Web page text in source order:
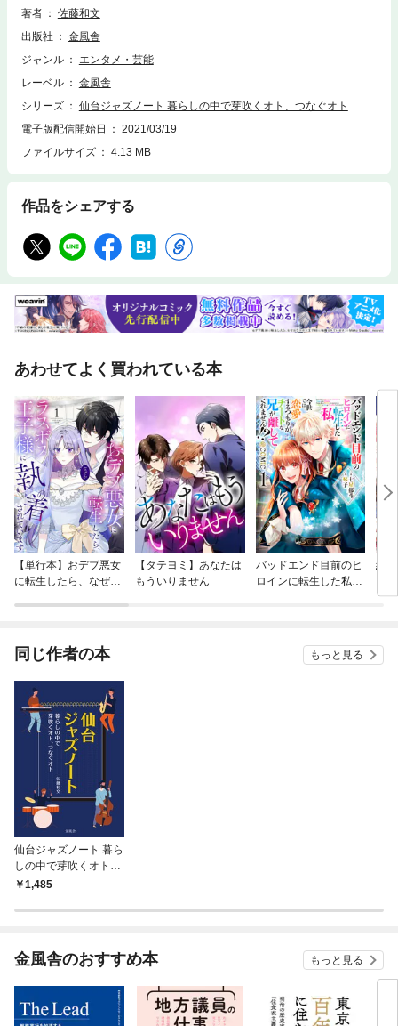
小学校低学年が自分の体よりも大きい（？）管楽器にぶら下がるようにし
カウント・ベイシーのスタンダードを承継しています。水準ひとつ飛びぬ
けているプロの周囲には、アマチュアとプロの区別なく演奏者が集まりま
中には技術的にはプロをもしのぐ演奏者も珍しくありません。アマチュア
たちにとっては市民活動的な練習の繰り返しが命。市民センターや音楽ス
カルの現場を支えるミュージシャンたちへの取材の記録です。特にインタ
ビューを隅々までお見せすることに最大の注意を払いました。ニューヨー
取材エリアとしてきた筆者が、定年後、念願かなって身近なジャズシーン
への取材を敢行しました。「地域」「地方」「地元」にあるニュースをネ
ットを通じて世界に発信したい！そんな共感でつながった仙台発のネット
メディア「ＴＯＨＯＫＵ３６０」で連載を始めたとたんにあの「新型コロ
ナウイルス」が・・。全世界のエンタメ現場同様、身近なジャズシーンも
に多くのミュージシャンがひそかに自己練を重ねました。彼ら彼女たちが
中心になり「三密」対策を十分に講じた演奏の場を自ら主催し、リモート
によるネットライブを重ねた事実をしっかりとらえることができました。
取材を終えた時点よりもさらに増勢の一途。そのスピードと質の高さを自
分なりに楽しむことができているのは、取材者冥利に尽きると言っていい
必ずあるはずです。ブログなどでリポートを書いてみませんか？仙台とネ
ット上で連携しましょう。目次プロローグ第１章 身近なジャズ第２章
現場を見る第３章 回想の中の「キャバレー」第４章 コロナとジャズ第
５章 次世代への視線エピローグあとがき著者プロフィール佐藤和文（さ
とうかずふみ）東北大法学部卒業後、１９７４年４月、河北新報社入社。
編集局報道部、東京支社編集部、編集局特報部等を経て、１９９７年４月
から２０１２年３月末までメディア局。メディア局長、デジタル戦略委員
会シニアアドバイザー等を務めた。河北新報社を退職後、２０１４年４月
にメディアプロジェクト仙台を設立し、地域メディアや非営利組織をテー
マに、フリーの立場で取材活動を続けている。仙台市出身。
著者
佐藤和文
出版社
金風舎
ジャンル
エンタメ・芸能
レーベル
金風舎
シリーズ
仙台ジャズノート 暮らしの中で芽吹くオト、つなぐオト
電子版配信開始日
2021/03/19
ファイルサイズ
4.13 MB
作品をシェアする
あわせてよく買われている本
【単行本】おデブ悪女
に転生したら、なぜか
【タテヨミ】あなたは
もういりません
バッドエンド目前のヒ
ロインに転生した私、
結
同じ作者の本 もっと見る
仙台ジャズノート 暮ら
しの中で芽吹くオト、
つなぐオト
1,485
金風舎のおすすめ本 もっと見る